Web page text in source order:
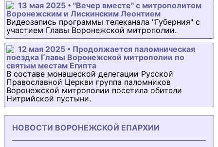
13 мая 2025 • "Вечер вместе" с митрополитом
Воронежским и Лискинским Леонтием
Видеозапись программы телеканала "Губерния" с
участием Главы Воронежской митрополии.
12 мая 2025 • Продолжается паломническая
поездка Главы Воронежской митрополии по
святым местам Египта
В составе монашеской делегации Русской
Православной Церкви группа паломников
Воронежской митрополии посетила обители
Нитрийской пустыни.
НОВОСТИ ВОРОНЕЖСКОЙ ЕПАРХИИ